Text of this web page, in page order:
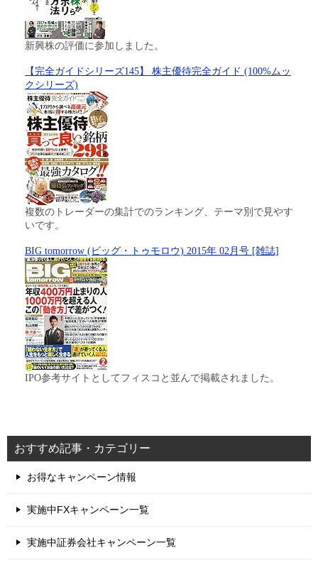
新興株の評価に参加しました。
【完全ガイドシリーズ145】 株主優待完全ガイド (100%ムッ
クシリーズ)
複数のトレーダーの集計でのランキング、テーマ別で見やす
いです。
BIG tomorrow (ビッグ・トゥモロウ) 2015年 02月号 [雑誌]
IPO参考サイトとしてフィスコと並んで掲載されました。
おすすめ記事・カテゴリー
お得なキャンペーン情報
実施中FXキャンペーン一覧
実施中証券会社キャンペーン一覧